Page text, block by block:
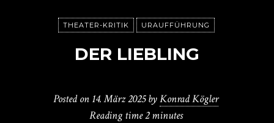
THEATER-KRITIK URAUFFÜHRUNG
DER LIEBLING
Posted on 14. März 2025 byKonrad Kögler
Reading time2 minutes